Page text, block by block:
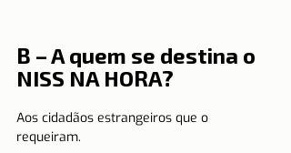
B – A quem se destina o
NISS NA HORA?
Aos cidadãos estrangeiros que o
requeiram.